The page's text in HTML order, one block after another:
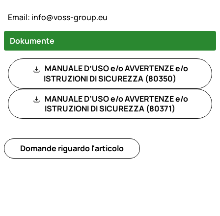
Email: info@voss-group.eu
Dokumente
MANUALE D’USO e/o AVVERTENZE e/o
ISTRUZIONI DI SICUREZZA (80350)
MANUALE D’USO e/o AVVERTENZE e/o
ISTRUZIONI DI SICUREZZA (80371)
Domande riguardo l'articolo